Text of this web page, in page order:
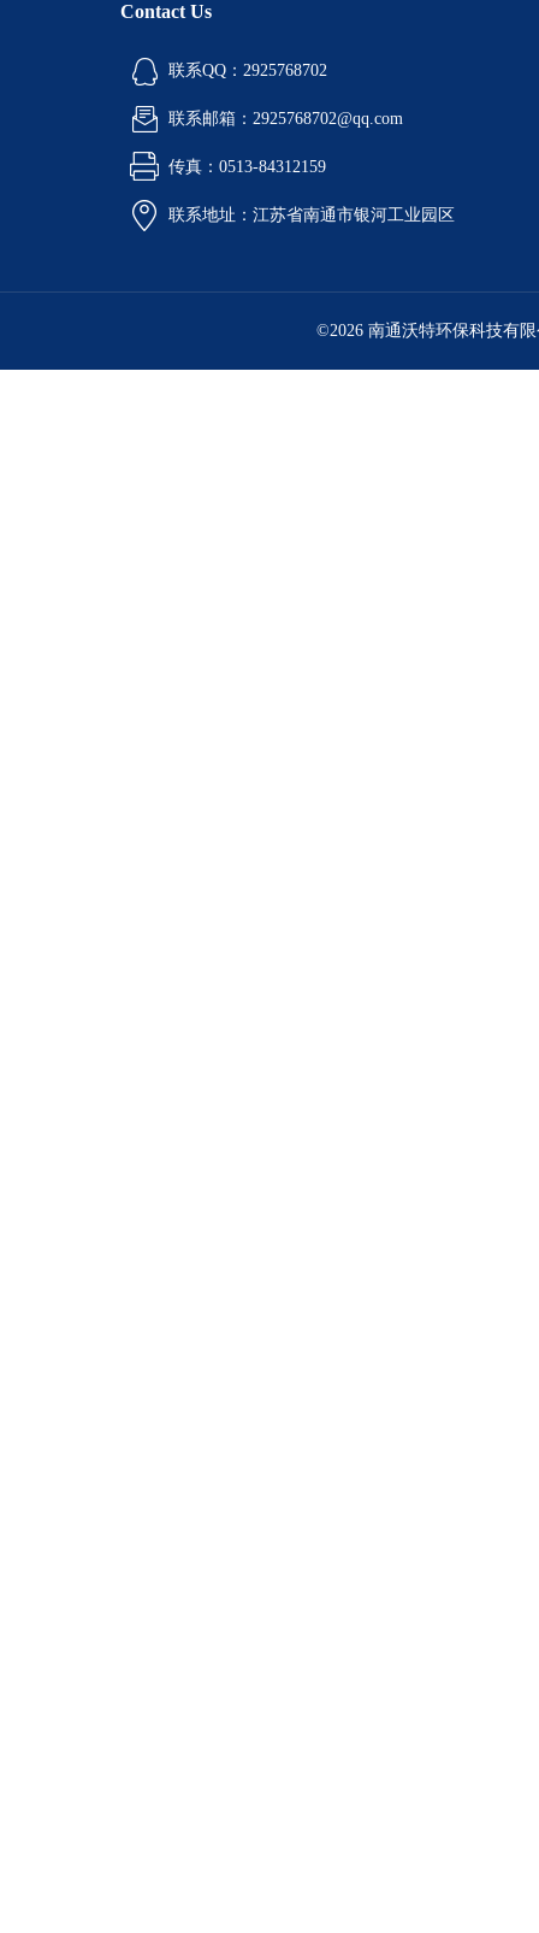
Contact Us
联系QQ：2925768702
联系邮箱：2925768702@qq.com
传真：0513-84312159
联系地址：江苏省南通市银河工业园区
©2026 南通沃特环保科技有